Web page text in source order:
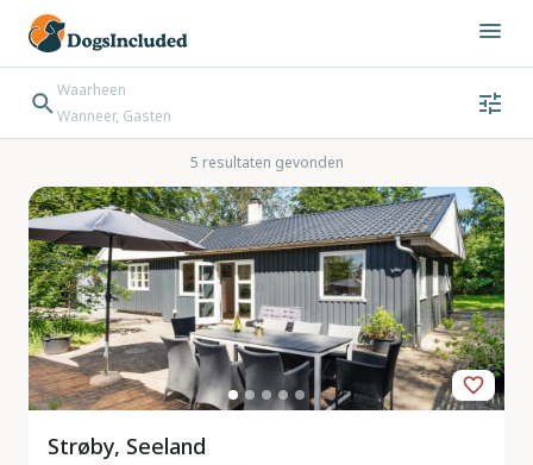
Waarheen
Wanneer, Gasten
Bestemming zoeken
Inchecken → Uitchecken5 resultaten gevonden
Strøby, Seeland